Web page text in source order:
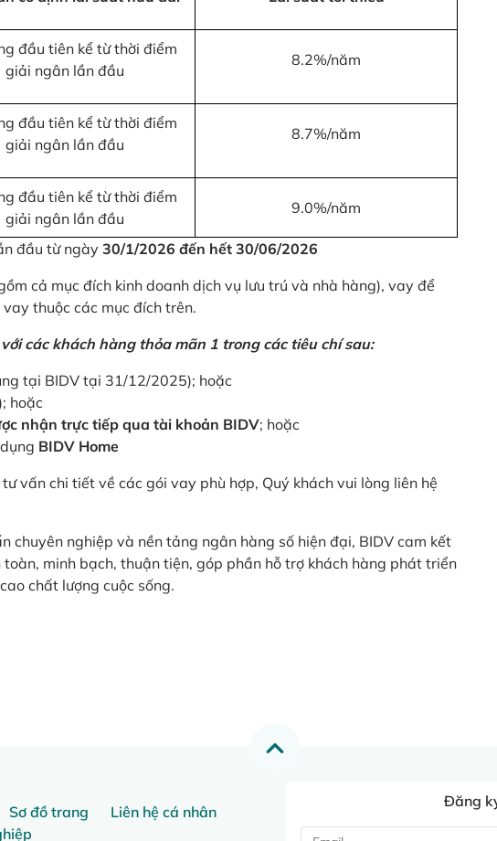
đầu tiên kể từ thời điểm
giải ngân lần đầu
8.2%/năm
đầu tiên kể từ thời điểm
giải ngân lần đầu
8.7%/năm
đầu tiên kể từ thời điểm
giải ngân lần đầu
9.0%/năm
đầu từ ngày 30/1/2026 đến hết 30/06/2026
cả mục đích kinh doanh dịch vụ lưu trú và nhà hàng), vay để
thuộc các mục đích trên.
các khách hàng thỏa mãn 1 trong các tiêu chí sau:
tại BIDV tại 31/12/2025); hoặc
hoặc
nhận trực tiếp qua tài khoản BIDV; hoặc
BIDV Home
vấn chi tiết về các gói vay phù hợp, Quý khách vui lòng liên hệ
chuyên nghiệp và nền tảng ngân hàng số hiện đại, BIDV cam kết
minh bạch, thuận tiện, góp phần hỗ trợ khách hàng phát triển
chất lượng cuộc sống.
Sơ đồ trang
Liên hệ cá nhân
Đăng